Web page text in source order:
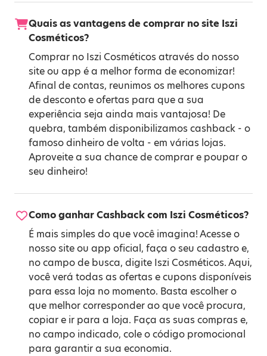
Quais as vantagens de comprar no site Iszi
Cosméticos?
Comprar no Iszi Cosméticos através do nosso
site ou app é a melhor forma de economizar!
Afinal de contas, reunimos os melhores cupons
de desconto e ofertas para que a sua
experiência seja ainda mais vantajosa! De
quebra, também disponibilizamos cashback - o
famoso dinheiro de volta - em várias lojas.
Aproveite a sua chance de comprar e poupar o
seu dinheiro!
Como ganhar Cashback com Iszi Cosméticos?
É mais simples do que você imagina! Acesse o
nosso site ou app oficial, faça o seu cadastro e,
no campo de busca, digite Iszi Cosméticos. Aqui,
você verá todas as ofertas e cupons disponíveis
para essa loja no momento. Basta escolher o
que melhor corresponder ao que você procura,
copiar e ir para a loja. Faça as suas compras e,
no campo indicado, cole o código promocional
para garantir a sua economia.